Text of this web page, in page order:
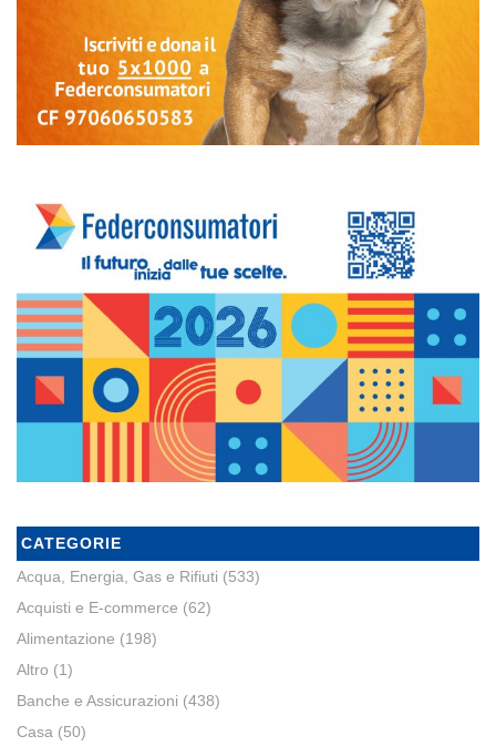
CATEGORIE
Acqua, Energia, Gas e Rifiuti (533)
Acquisti e E-commerce (62)
Alimentazione (198)
Altro (1)
Banche e Assicurazioni (438)
Casa (50)